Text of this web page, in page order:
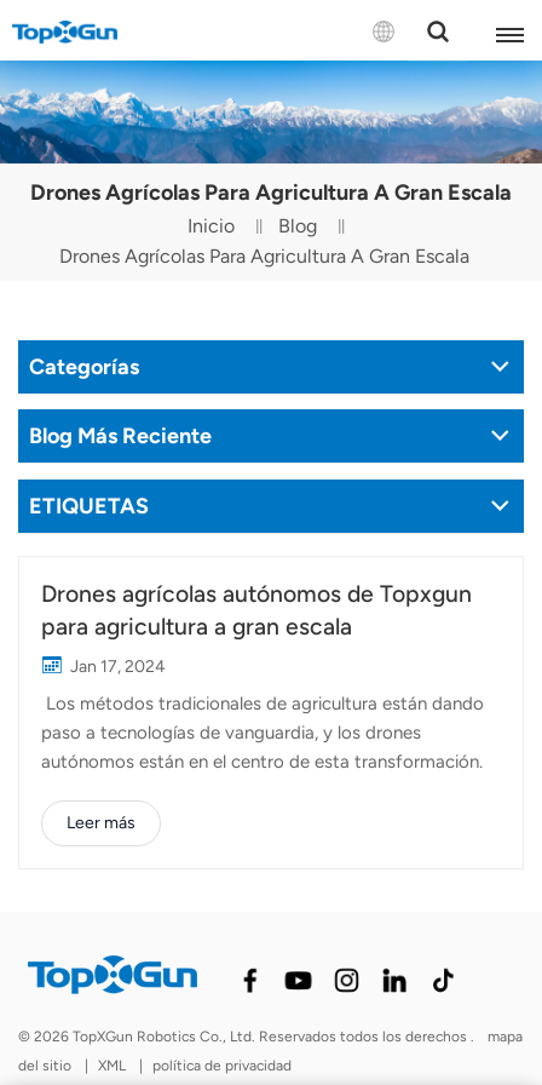
CONTÁCTENOS
English
Español
Русский
Tiếng Việt
Drones Agrícolas Para Agricultura A Gran Escala
Inicio
Blog
Drones Agrícolas Para Agricultura A Gran Escala
Categorías
Blog Más Reciente
ETIQUETAS
Drones agrícolas autónomos de Topxgun
para agricultura a gran escala
Jan 17, 2024
Los métodos tradicionales de agricultura están dando
paso a tecnologías de vanguardia, y los drones
autónomos están en el centro de esta transformación.
las operaciones agrícolas a gran escala al introducir
niveles de precisión, velocidad y eficiencia sin
que agilizan diversas tareas agrícolas. Operación
autónoma: los drones Topxgun están diseñados para
reduce la necesidad de intervención manual. Esto
Leer más
© 2026 TopXGun Robotics Co., Ltd. Reservados todos los derechos .
mapa
del sitio
| XML | política de privacidad